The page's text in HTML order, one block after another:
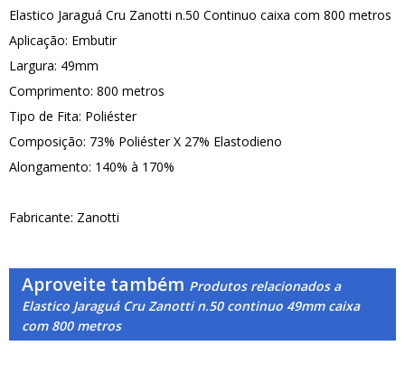
Elastico Jaraguá Cru Zanotti n.50 Continuo caixa com 800 metros
Aplicação: Embutir
Largura: 49mm
Comprimento: 800 metros
Tipo de Fita: Poliéster
Composição: 73% Poliéster X 27% Elastodieno
Alongamento: 140% à 170%
Fabricante: Zanotti
Aproveite também Produtos relacionados a
Elastico Jaraguá Cru Zanotti n.50 continuo 49mm caixa
com 800 metros